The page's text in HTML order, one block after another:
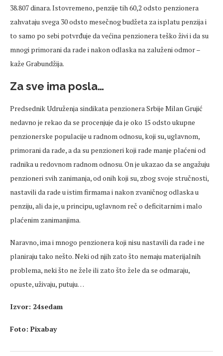
38.807 dinara. Istovremeno, penzije tih 60,2 odsto penzionera
zahvataju svega 30 odsto mesečnog budžeta za isplatu penzija i
to samo po sebi potvrđuje da većina penzionera teško živi i da su
mnogi primorani da rade i nakon odlaska na zaluženi odmor –
kaže Grabundžija.
Za sve ima posla…
Predsednik Udruženja sindikata penzionera Srbije Milan Grujić
nedavno je rekao da se procenjuje da je oko 15 odsto ukupne
penzionerske populacije u radnom odnosu, koji su, uglavnom,
primorani da rade, a da su penzioneri koji rade manje plaćeni od
radnika u redovnom radnom odnosu. On je ukazao da se angažuju
penzioneri svih zanimanja, od onih koji su, zbog svoje stručnosti,
nastavili da rade u istim firmama i nakon zvaničnog odlaska u
penziju, ali da je, u principu, uglavnom reč o deficitarnim i malo
plaćenim zanimanjima.
Naravno, ima i mnogo penzionera koji nisu nastavili da rade i ne
planiraju tako nešto. Neki od njih zato što nemaju materijalnih
problema, neki što ne žele ili zato što žele da se odmaraju,
opuste, uživaju, putuju…
Izvor: 24sedam
Foto: Pixabay